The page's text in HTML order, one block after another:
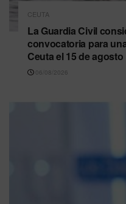
CEUTA
La Guardia Civil
convocatoria para
Ceuta el 15 de agosto
06/08/2026